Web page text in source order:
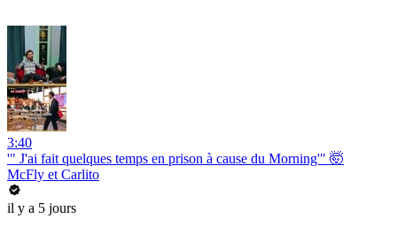
3:40
'" J'ai fait quelques temps en prison à cause du Morning'" 🤯
McFly et Carlito
il y a 5 jours